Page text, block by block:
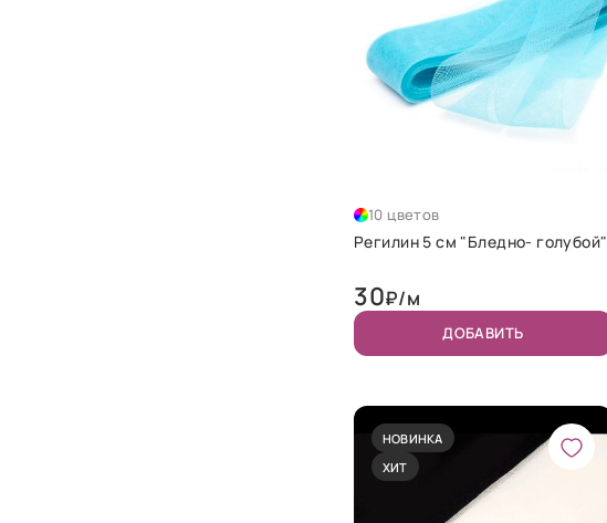
10 цветов
Регилин 5 см "Бледно- голубой"
30₽/м
ДОБАВИТЬ
НОВИНКА
ХИТ